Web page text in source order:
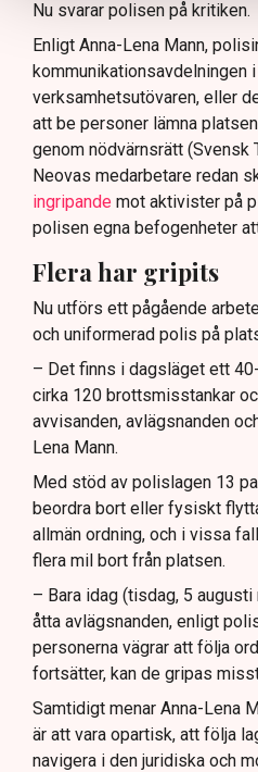
Nu svarar polisen på kritiken.
Enligt Anna-Lena Mann,
kommunikationsavdelningen
verksamhetsutövaren, eller
att be personer lämna
genom nödvärnsrätt (Svensk
Neovas medarbetare redan
ingripande mot aktivister på
polisen egna befogenheter
Flera har gripits
Nu utförs ett pågående
och uniformerad polis på
– Det finns i dagsläget ett
cirka 120 brottsmisstankar
avvisanden, avlägsnanden
Lena Mann.
Med stöd av polislagen 13
beordra bort eller fysiskt
allmän ordning, och i vissa
flera mil bort från platsen.
– Bara idag (tisdag, 5
åtta avlägsnanden, enligt
personerna vägrar att följa
fortsätter, kan de gripas
Samtidigt menar Anna-Lena
är att vara opartisk, att följa
navigera i den juridiska och